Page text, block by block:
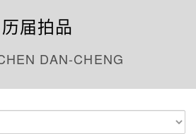
历届拍品
DAN-CHENG